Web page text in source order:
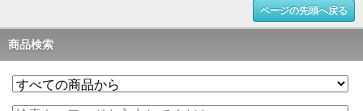
ページの先頭へ戻る
商品検索